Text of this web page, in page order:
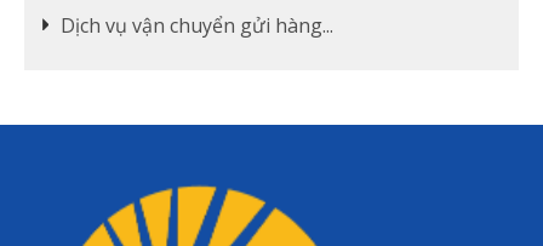
Dịch vụ vận chuyển gửi hàng...